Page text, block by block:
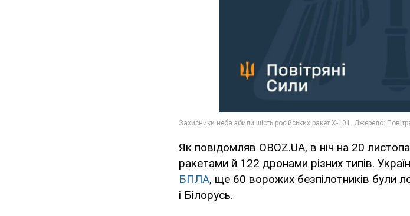
Як повідомляв OBOZ.UA, в ніч на 20
ракетами й 122 дронами різних типів.
БПЛА, ще 60 ворожих безпілотників були
і Білорусь.